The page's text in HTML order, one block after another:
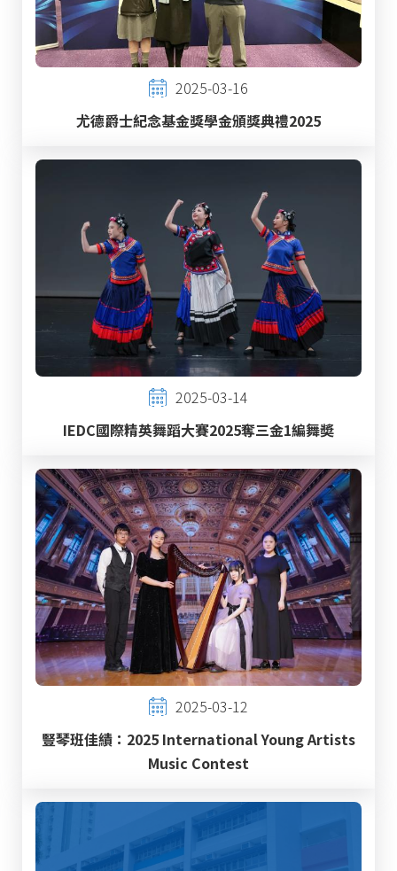
2025-03-16
尤德爵士紀念基金獎學金頒獎典禮2025
2025-03-14
IEDC國際精英舞蹈大賽2025奪三金1編舞奬
2025-03-12
豎琴班佳績：2025 International Young Artists
Music Contest